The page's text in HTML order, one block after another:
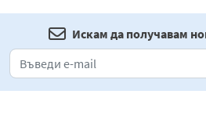
Искам да получавам